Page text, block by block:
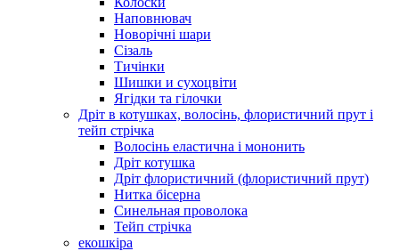
Наповнювач
Новорічні шари
Сізаль
Тичінки
Шишки и сухоцвіти
Ягідки та гілочки
Дріт в котушках, волосінь, флористичний прут і
тейп стрічка
Волосінь еластична і мононить
Дріт котушка
Дріт флористичний (флористичний прут)
Нитка бісерна
Синельная проволока
Тейп стрічка
екошкіра